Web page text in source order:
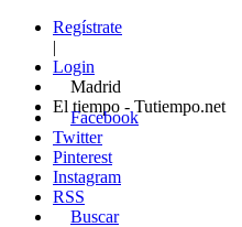
Regístrate
|
Login
Madrid
El tiempo - Tutiempo.net
Facebook
Twitter
Pinterest
Instagram
RSS
Buscar